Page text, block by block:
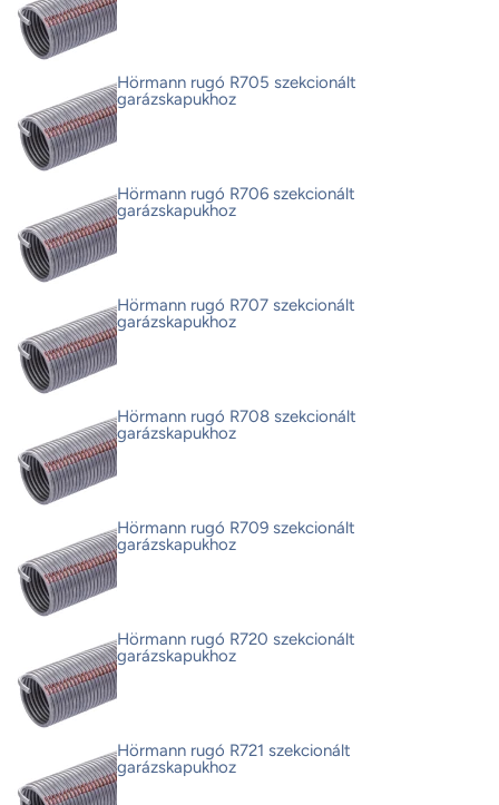
Hörmann rugó R705 szekcionált
garázskapukhoz
Hörmann rugó R706 szekcionált
garázskapukhoz
Hörmann rugó R707 szekcionált
garázskapukhoz
Hörmann rugó R708 szekcionált
garázskapukhoz
Hörmann rugó R709 szekcionált
garázskapukhoz
Hörmann rugó R720 szekcionált
garázskapukhoz
Hörmann rugó R721 szekcionált
garázskapukhoz